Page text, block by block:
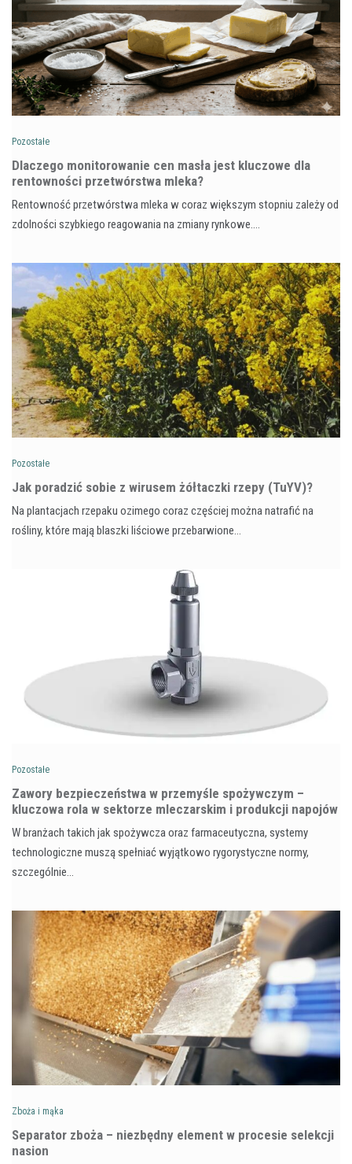
Pozostałe
Dlaczego monitorowanie cen masła jest kluczowe dla
rentowności przetwórstwa mleka?
Rentowność przetwórstwa mleka w coraz większym stopniu zależy od
zdolności szybkiego reagowania na zmiany rynkowe.…
Pozostałe
​Jak poradzić sobie z wirusem żółtaczki rzepy (TuYV)?
Na plantacjach rzepaku ozimego coraz częściej można natrafić na
rośliny, które mają blaszki liściowe przebarwione…
Pozostałe
Zawory bezpieczeństwa w przemyśle spożywczym –
kluczowa rola w sektorze mleczarskim i produkcji napojów
W branżach takich jak spożywcza oraz farmaceutyczna, systemy
technologiczne muszą spełniać wyjątkowo rygorystyczne normy,
szczególnie…
Zboża i mąka
Separator zboża – niezbędny element w procesie selekcji
nasion